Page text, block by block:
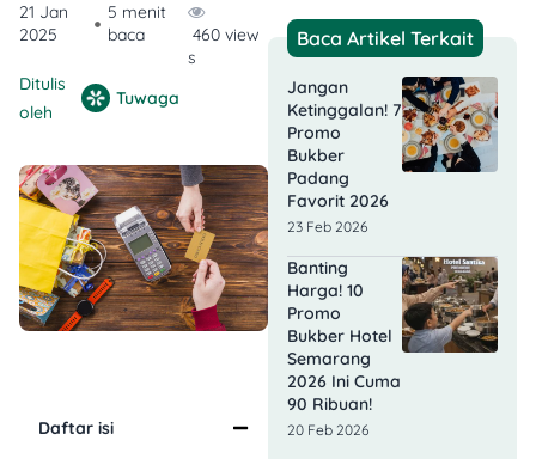
21 Jan
2025
5 menit
baca
460 view
s
Ditulis
oleh
Tuwaga
Daftar isi
Baca Artikel Terkait
Jangan
Ketinggalan! 7
Promo
Bukber
Padang
Favorit 2026
23 Feb 2026
Banting
Harga! 10
Promo
Bukber Hotel
Semarang
2026 Ini Cuma
90 Ribuan!
20 Feb 2026